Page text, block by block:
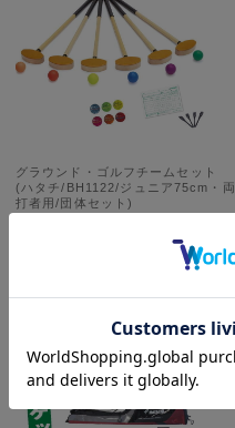
グラウンド・ゴルフチームセット
(ハタチ/BH1122/ジュニア75cm・両
打者用/団体セット)